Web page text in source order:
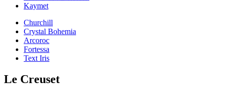
Kaymet
Churchill
Crystal Bohemia
Arcoroc
Fortessa
Text Iris
Le Creuset